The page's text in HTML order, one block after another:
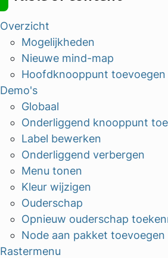
Overzicht
Mogelijkheden
Nieuwe mind-map
Hoofdknooppunt toevoegen
Demo's
Globaal
Onderliggend knooppunt
Label bewerken
Onderliggend verbergen
Menu tonen
Kleur wijzigen
Ouderschap
Opnieuw ouderschap
Node aan pakket toevoegen
Rastermenu